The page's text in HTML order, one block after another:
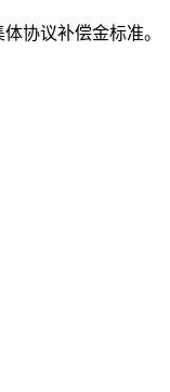
协议补偿金标准。